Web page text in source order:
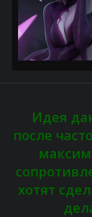
Идея
после
хотят